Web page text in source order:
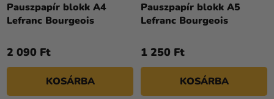
Pauszpapír blokk A4
Lefranc Bourgeois
2 090 Ft
KOSÁRBA
Pauszpapír blokk A5
Lefranc Bourgeois
1 250 Ft
KOSÁRBA